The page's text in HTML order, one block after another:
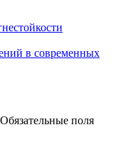
в современных
Обязательные поля